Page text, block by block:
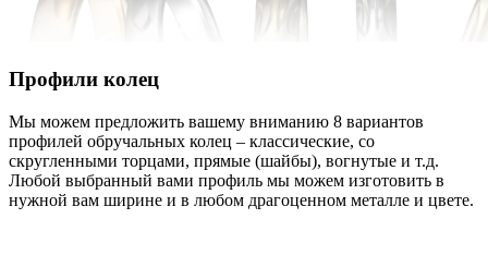
Профили колец
Мы можем предложить вашему вниманию 8 вариантов
профилей обручальных колец – классические, со
скругленными торцами, прямые (шайбы), вогнутые и т.д.
Любой выбранный вами профиль мы можем изготовить в
нужной вам ширине и в любом драгоценном металле и цвете.